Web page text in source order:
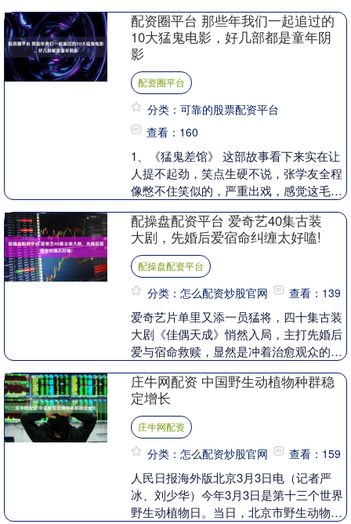
里不肯走。 有人说....
配资圈平台 那些年我们一起追过的
10大猛鬼电影，好几部都是童年阴
影
配资圈平台
分类：可靠的股票配资平台
查看：160
1、《猛鬼差馆》 这部故事看下来实在让
人提不起劲，笑点生硬不说，张学友全程
像憋不住笑似的，严重出戏，感觉这毛病
冷面笑匠的真传....
配操盘配资平台 爱奇艺40集古装
大剧，先婚后爱宿命纠缠太好嗑!
配操盘配资平台
分类：怎么配资炒股官网 查看：139
爱奇艺片单里又添一员猛将，四十集古装
大剧《佳偶天成》悄然入局，主打先婚后
爱与宿命救赎，显然是冲着治愈观众的剧
男主陆千乔那极....
庄牛网配资 中国野生动植物种群稳
定增长
庄牛网配资
分类：怎么配资炒股官网 查看：159
人民日报海外版北京3月3日电（记者严
冰、刘少华）今年3月3日是第十三个世界
野生动植物日。当日，北京市野生动物救